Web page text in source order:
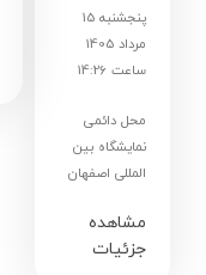
پنجشنبه 15
مرداد 1405
ساعت 14:26
محل دائمی
نمایشگاه بین
المللی اصفهان
مشاهده
جزئیات